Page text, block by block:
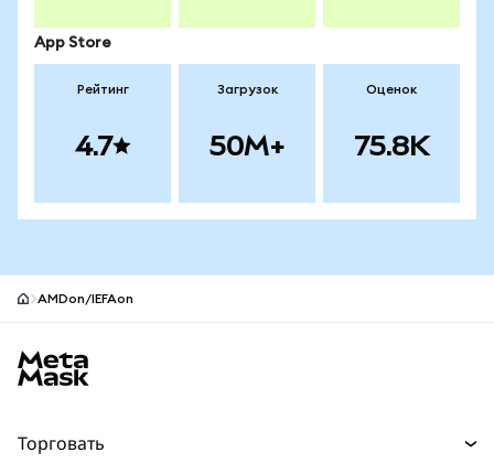
App Store
Рейтинг
4.7
Загрузок
50M+
Оценок
75.8K
AMDon/IEFAon
Торговать